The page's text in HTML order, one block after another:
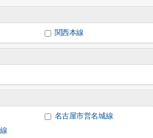
関西本線
名古屋市営名城線